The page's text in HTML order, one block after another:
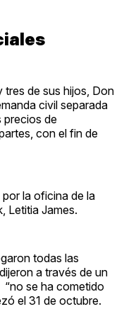
tres de sus hijos, Don
civil separada
precios de
con el fin de
la oficina de la
Letitia James.
todas las
a través de un
se ha cometido
el 31 de octubre.